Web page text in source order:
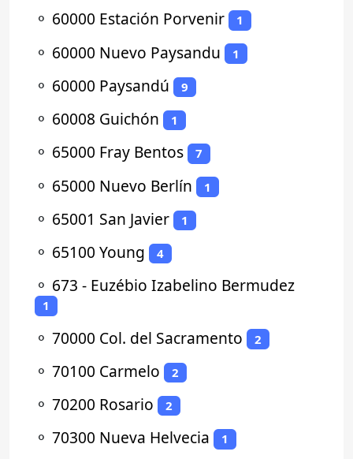
⚬ 60000 Estación Porvenir 1
⚬ 60000 Nuevo Paysandu 1
⚬ 60000 Paysandú 9
⚬ 60008 Guichón 1
⚬ 65000 Fray Bentos 7
⚬ 65000 Nuevo Berlín 1
⚬ 65001 San Javier 1
⚬ 65100 Young 4
⚬ 673 - Euzébio Izabelino Bermudez
1
⚬ 70000 Col. del Sacramento 2
⚬ 70100 Carmelo 2
⚬ 70200 Rosario 2
⚬ 70300 Nueva Helvecia 1